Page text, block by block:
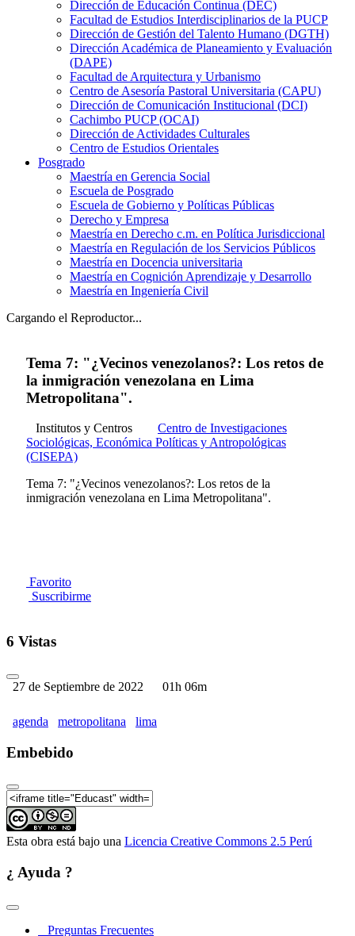
Dirección de Educación Continua (DEC)
Facultad de Estudios Interdisciplinarios de la PUCP
Dirección de Gestión del Talento Humano (DGTH)
Dirección Académica de Planeamiento y Evaluación
(DAPE)
Facultad de Arquitectura y Urbanismo
Centro de Asesoría Pastoral Universitaria (CAPU)
Dirección de Comunicación Institucional (DCI)
Cachimbo PUCP (OCAI)
Dirección de Actividades Culturales
Centro de Estudios Orientales
Posgrado
Maestría en Gerencia Social
Escuela de Posgrado
Escuela de Gobierno y Políticas Públicas
Derecho y Empresa
Maestría en Derecho c.m. en Política Jurisdiccional
Maestría en Regulación de los Servicios Públicos
Maestría en Docencia universitaria
Maestría en Cognición Aprendizaje y Desarrollo
Maestría en Ingeniería Civil
Cargando el Reproductor...
Tema 7: "¿Vecinos venezolanos?: Los retos de
la inmigración venezolana en Lima
Metropolitana".
Institutos y Centros
Centro de Investigaciones
Sociológicas, Económica Políticas y Antropológicas
(CISEPA)
Tema 7: "¿Vecinos venezolanos?: Los retos de la
inmigración venezolana en Lima Metropolitana".
Favorito
Suscribirme
6 Vistas
27 de Septiembre de 2022 01h 06m
agenda metropolitana lima
Embebido
Esta obra está bajo una Licencia Creative Commons 2.5 Perú
¿ Ayuda ?
Preguntas Frecuentes